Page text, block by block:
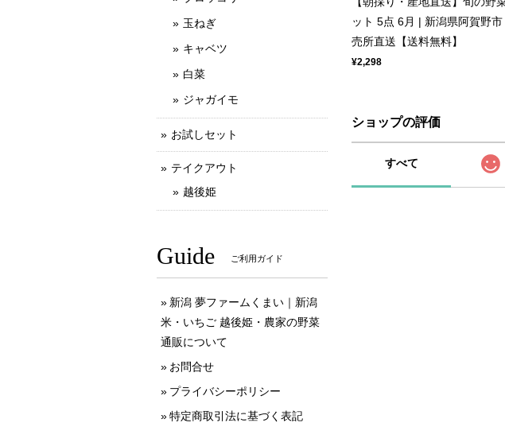
ット 5点 6月 | 新潟県阿賀野市
売所直送【送料無料】
¥2,298
ショップの評価
すべて
玉ねぎ
キャベツ
白菜
ジャガイモ
お試しセット
テイクアウト
越後姫
Guide ご利用ガイド
新潟 夢ファームくまい｜新潟
米・いちご 越後姫・農家の野菜
通販について
お問合せ
プライバシーポリシー
特定商取引法に基づく表記